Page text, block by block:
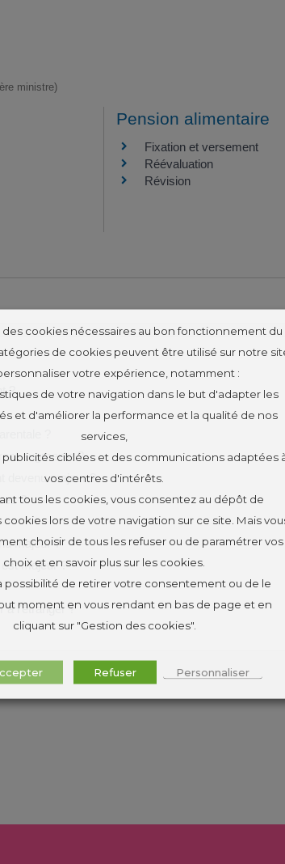
ministre)
Pension alimentaire
Fixation et versement
Réévaluation
Révision
?
?
augmente ?
devenu majeur ?
?
majeur ?
majeur ?
à l'étranger ?
des cookies nécessaires au bon fonctionnement du
de cookies peuvent être utilisé sur notre
votre expérience, notamment :
de votre navigation dans le but d'adapter les
et d'améliorer la performance et la qualité de nos
services,
publicités ciblées et des communications adaptées
vos centres d'intérêts.
tous les cookies, vous consentez au dépôt de
cookies lors de votre navigation sur ce site. Mais
choisir de tous les refuser ou de paramétrer vos
choix et en savoir plus sur les cookies.
possibilité de retirer votre consentement ou de le
moment en vous rendant en bas de page et en
cliquant sur "Gestion des cookies".
Refuser Personnaliser